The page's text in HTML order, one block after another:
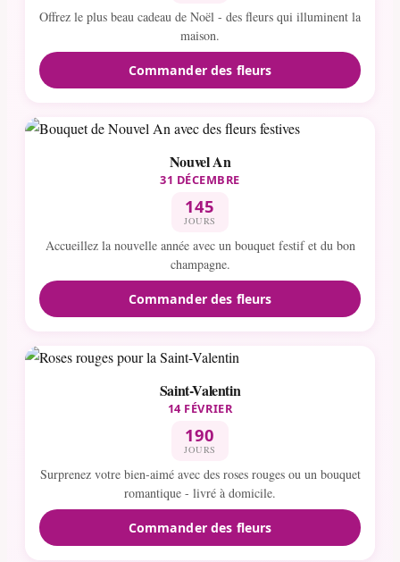
Offrez le plus beau cadeau de Noël - des fleurs qui illuminent la
maison.
Commander des fleurs
Nouvel An
31 DÉCEMBRE
145
JOURS
Accueillez la nouvelle année avec un bouquet festif et du bon
champagne.
Commander des fleurs
Saint-Valentin
14 FÉVRIER
190
JOURS
Surprenez votre bien-aimé avec des roses rouges ou un bouquet
romantique - livré à domicile.
Commander des fleurs